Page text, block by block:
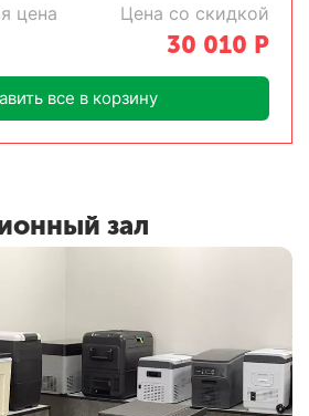
цена
Цена со скидкой
30 010 Р
все в корзину
зал